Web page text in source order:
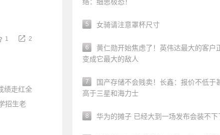
1 2
绩走红全
招生老
5 女骑请注意罩杯尺寸
6
黄仁勋开始焦虑了！英伟达最大的客户
变成它最大的敌人
7
国产存储不会贱卖！长鑫：报价不低于
高于三星和海力士
8 华为的摊子 已经大到一场发布会装不下